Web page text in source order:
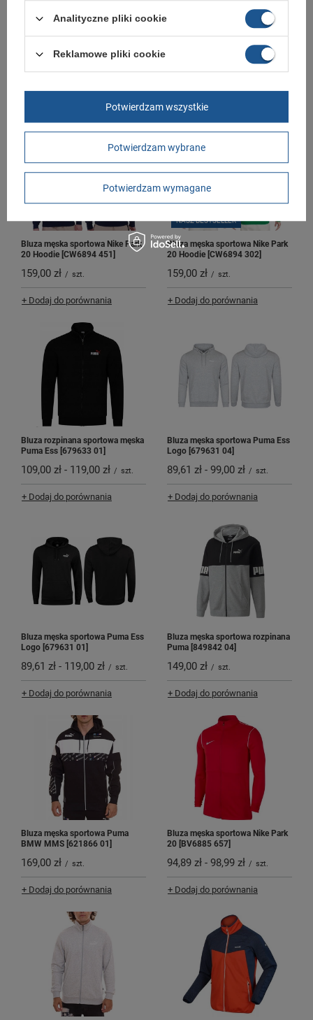
Big Logo Crew [586680 03]
+ Dodaj do porównania
Bluza męska sportowa Puma ESS
Big Logo Crew [586680 01]
+ Dodaj do porównania
Bluza męska sportowa Nike Park
20 Hoodie [CW6894 451]
159,00 zł / szt.
+ Dodaj do porównania
NASZ BESTSELLER
Bluza męska sportowa Nike Park
20 Hoodie [CW6894 302]
159,00 zł / szt.
+ Dodaj do porównania
Bluza rozpinana sportowa męska
Puma Ess [679633 01]
109,00 zł - 119,00 zł / szt.
+ Dodaj do porównania
Bluza męska sportowa Puma Ess
Logo [679631 04]
89,61 zł - 99,00 zł / szt.
+ Dodaj do porównania
Bluza męska sportowa Puma Ess
Logo [679631 01]
89,61 zł - 119,00 zł / szt.
+ Dodaj do porównania
Bluza męska sportowa rozpinana
Puma [849842 04]
149,00 zł / szt.
+ Dodaj do porównania
Bluza męska sportowa Puma
BMW MMS [621866 01]
169,00 zł / szt.
+ Dodaj do porównania
Bluza męska sportowa Nike Park
20 [BV6885 657]
94,89 zł - 98,99 zł / szt.
+ Dodaj do porównania
Analityczne pliki cookie
Reklamowe pliki cookie
Potwierdzam wybrane
Potwierdzam wymagane
Potwierdzam wszystkie